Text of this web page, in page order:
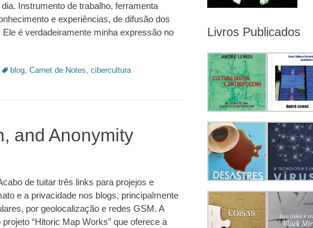
Instrumento de trabalho, ferramenta
e experiências, de difusão dos
é verdadeiramente minha expressão no
Tags:blog, Carnet de Notes, cibercultura
and Anonymity
de tuitar três links para projejos e
e a privacidade nos blogs, principalmente
por geolocalização e redes GSM. A
“Hitoric Map Works” que oferece a
Livros Publicados